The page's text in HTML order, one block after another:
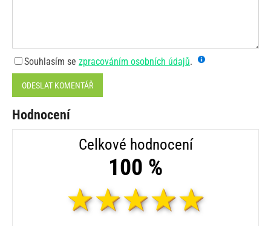
Souhlasím se zpracováním osobních údajů.
ODESLAT KOMENTÁŘ
Hodnocení
Celkové hodnocení
100 %